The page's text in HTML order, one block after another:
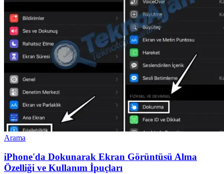
Arama
iPhone'da Dokunarak Ekran Görüntüsü Alma
Özelliği ve Kullanım İpuçları